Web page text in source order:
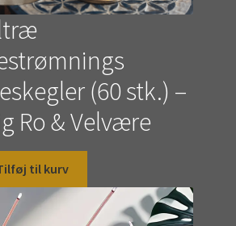
(60 stk.) –
Ro & Velvære
til kurv